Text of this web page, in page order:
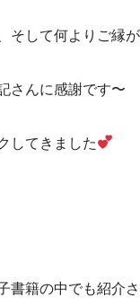
そして何よりご縁が
さんに感謝です〜
してきました
書籍の中でも紹介さ